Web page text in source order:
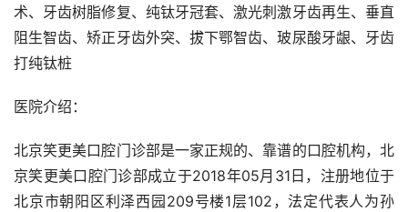
术、牙齿树脂修复、纯钛牙冠套、激光刺激牙齿再生、垂直
阻生智齿、矫正牙齿外突、拔下鄂智齿、玻尿酸牙龈、牙齿
打纯钛桩
医院介绍：
北京笑更美口腔门诊部是一家正规的、靠谱的口腔机构，北
京笑更美口腔门诊部成立于2018年05月31日，注册地位于
北京市朝阳区利泽西园209号楼1层102，法定代表人为孙